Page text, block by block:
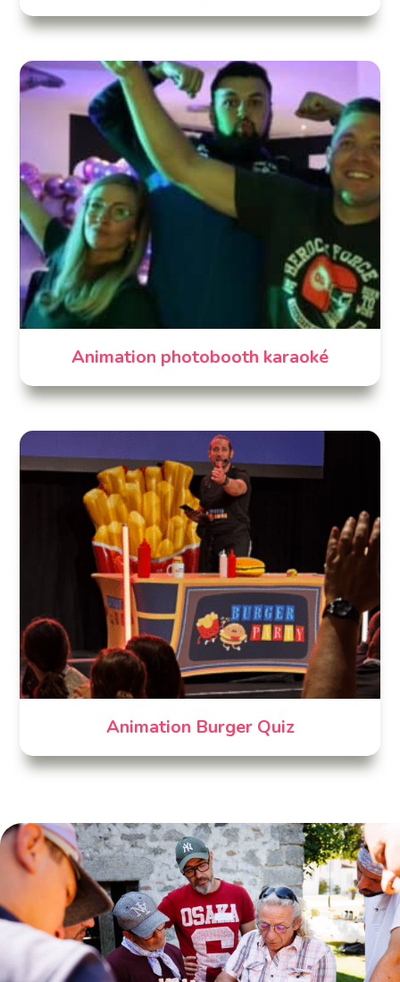
Animation photobooth karaoké
Animation Burger Quiz